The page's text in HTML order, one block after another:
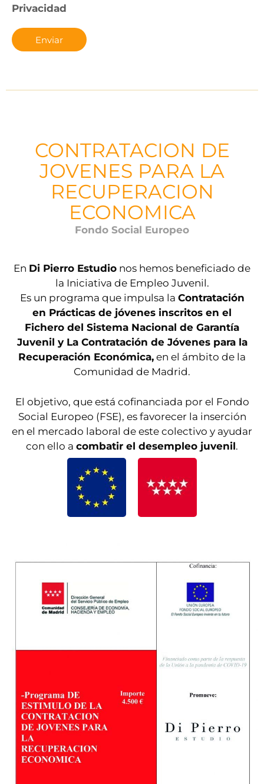
Privacidad
Enviar
CONTRATACION DE
JOVENES PARA LA
RECUPERACION
ECONOMICA
Fondo Social Europeo
En Di Pierro Estudio nos hemos beneficiado de
la Iniciativa de Empleo Juvenil.
Es un programa que impulsa la Contratación
en Prácticas de jóvenes inscritos en el
Fichero del Sistema Nacional de Garantía
Juvenil y La Contratación de Jóvenes para la
Recuperación Económica, en el ámbito de la
Comunidad de Madrid.
El objetivo, que está cofinanciada por el Fondo
Social Europeo (FSE), es favorecer la inserción
en el mercado laboral de este colectivo y ayudar
con ello a combatir el desempleo juvenil.